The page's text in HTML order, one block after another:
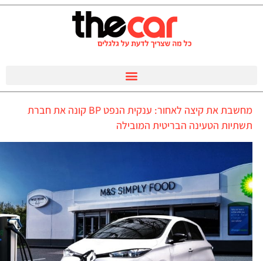
מחשבת את קיצה לאחור: ענקית הנפט BP קונה את חברת
תשתיות הטעינה הבריטית המובילה